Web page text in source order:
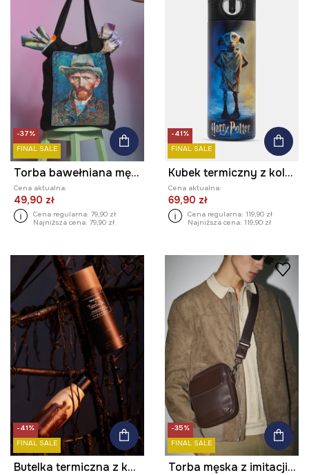
-37%
FINAL SALE
Torba bawełniana męska z kolekcji Eviva L'arte
Cena aktualna:
49,90 zł
Cena regularna: 79,90 zł
Najniższa cena: 79,90 zł
-41%
FINAL SALE
Kubek termiczny z kolekcji Harry Potter
Cena aktualna:
69,90 zł
Cena regularna: 119,90 zł
Najniższa cena: 119,90 zł
-41%
FINAL SALE
Butelka termiczna z kolekcji Zdzisław Beksiński x Medicine
-35%
FINAL SALE
Torba męska z imitacji skóry